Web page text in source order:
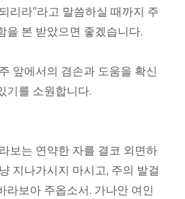
리라”라고 말씀하실 때까지 주
을 본 받았으면 좋겠습니다.
앞에서의 겸손과 도움을 확신
기를 소원합니다.
보는 연약한 자를 결코 외면하
지나가시지 마시고, 주의 발걸
라보아 주옵소서. 가나안 여인